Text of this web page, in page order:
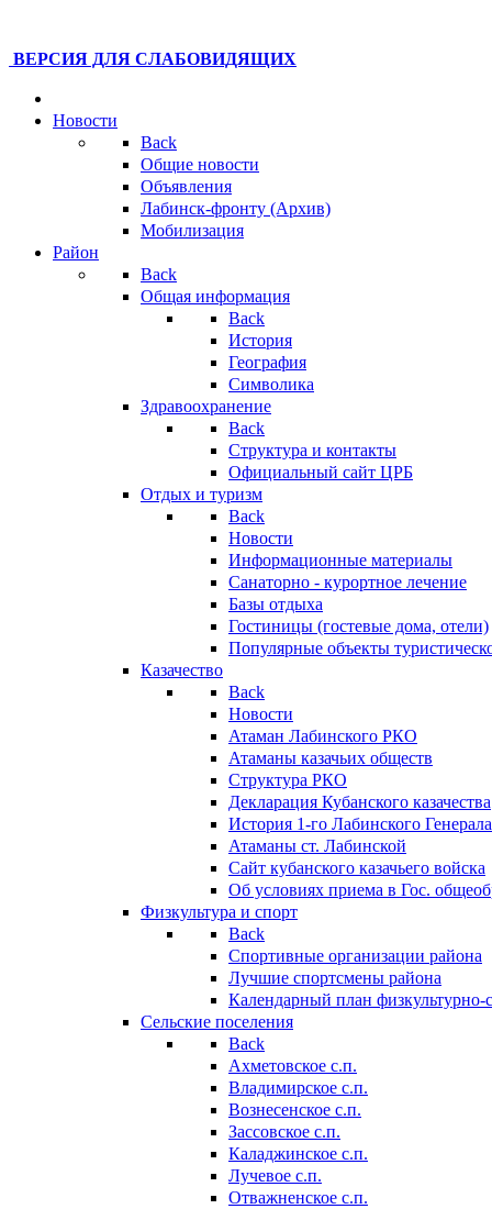
ВЕРСИЯ ДЛЯ СЛАБОВИДЯЩИХ
Новости
Back
Общие новости
Объявления
Лабинск-фронту (Архив)
Мобилизация
Район
Back
Общая информация
Back
История
География
Символика
Здравоохранение
Back
Структура и контакты
Официальный сайт ЦРБ
Отдых и туризм
Back
Новости
Информационные материалы
Санаторно - курортное лечение
Базы отдыха
Гостиницы (гостевые дома, отели)
Популярные объекты
Казачество
Back
Новости
Атаман Лабинского РКО
Атаманы казачьих обществ
Структура РКО
Декларация Кубанского казачества
История 1-го Лабинского
Атаманы ст. Лабинской
Cайт кубанского казачьего войска
Об условиях приема в Гос.
Физкультура и спорт
Back
Спортивные организации района
Лучшие спортсмены района
Календарный план
Сельские поселения
Back
Ахметовское с.п.
Владимирское с.п.
Вознесенское с.п.
Зассовское с.п.
Каладжинское с.п.
Лучевое с.п.
Отважненское с.п.